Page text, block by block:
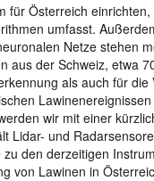
für Österreich einrichten,
umfasst.
Netze stehen
aus der Schweiz, etwa
als auch für die
wir mit einer
Lidar- und
den derzeitigen
von Lawinen in